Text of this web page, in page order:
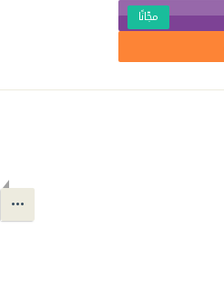
مجّانًا